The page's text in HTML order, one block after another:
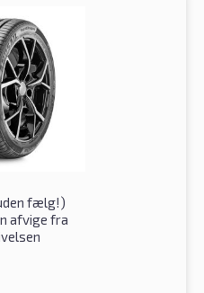
fælg!)
afvige fra